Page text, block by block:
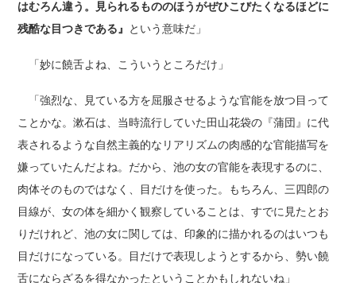
はむろん違う。見られるもののほうがぜひこびたくなるほどに
残酷な目つきである』 という意味だ」
「妙に饒舌よね、こういうところだけ」
「強烈な、見ている方を屈服させるような官能を放つ目って
ことかな。漱石は、当時流行していた田山花袋の『蒲団』に代
表されるような自然主義的なリアリズムの肉感的な官能描写を
嫌っていたんだよね。だから、池の女の官能を表現するのに、
肉体そのものではなく、目だけを使った。もちろん、三四郎の
目線が、女の体を細かく観察していることは、すでに見たとお
りだけれど、池の女に関しては、印象的に描かれるのはいつも
目だけになっている。目だけで表現しようとするから、勢い饒
舌にならざるを得なかったということかもしれないね」